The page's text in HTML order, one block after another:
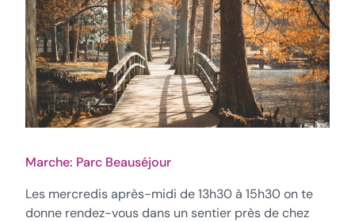
Marche: Parc Beauséjour
Les mercredis après-midi de 13h30 à 15h30 on te
donne rendez-vous dans un sentier près de chez